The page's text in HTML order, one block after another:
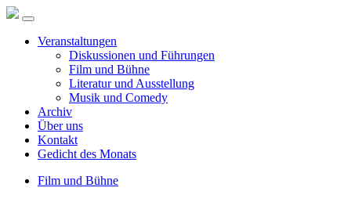
Veranstaltungen
Diskussionen und Führungen
Film und Bühne
Literatur und Ausstellung
Musik und Comedy
Archiv
Über uns
Kontakt
Gedicht des Monats
Film und Bühne